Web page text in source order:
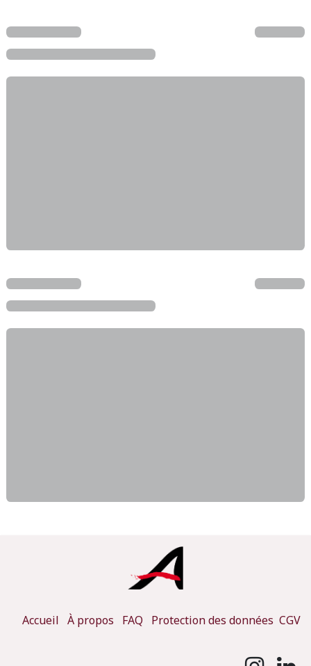
Accueil À propos FAQ Protection des données CGV